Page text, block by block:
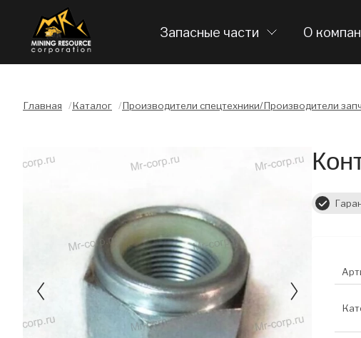
Запасные части О
Главная /Каталог /Производители спецтехники/Производители
Слайдшоу